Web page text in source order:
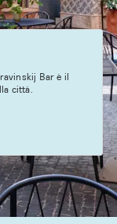
Bar è il
città.